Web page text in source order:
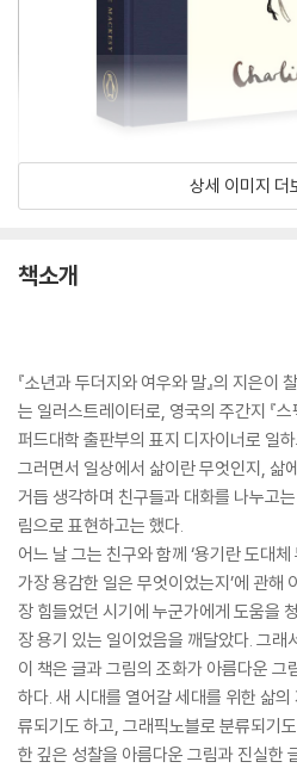
상세 이미지 더
책소개
『소년과 두더지와 여우와 말』의 지은
는 일러스트레이터로, 영국의 주간지 『
퍼드대학 출판부의 표지 디자이너로 일
그러면서 일상에서 삶이란 무엇인지, 삶
거듭 생각하며 친구들과 대화를 나누고
림으로 표현하고는 했다.
어느 날 그는 친구와 함께 ‘용기란 도대체
가장 용감한 일은 무엇이었는지’에 관해
장 힘들었던 시기에 누군가에게 도움을
장 용기 있는 일이었음을 깨달았다. 그래
이 책은 글과 그림의 조화가 아름다운
하다. 새 시대를 열어갈 세대를 위한 삶
류되기도 하고, 그래픽노블로 분류되기
한 깊은 성찰을 아름다운 그림과 진실한